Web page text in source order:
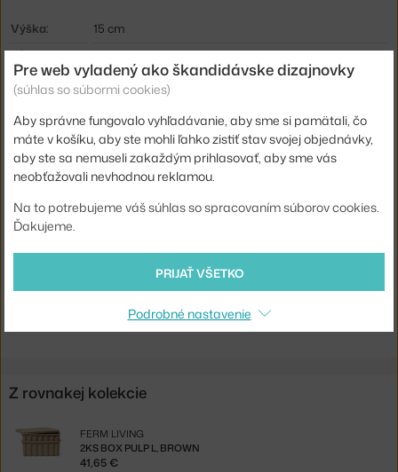
Výška:
15 cm
Šírka:
30 cm
Farba:
Materiál:
recyklovaný papier
Info k
Utrite suchou handričkou. Uchovávajte mimo
Kód
produktu
FER-1104272367
Shopping from the EU? Switch toPulp Box L, charcoal
Z rovnakej kolekcie
2KS BOX PULP L, BROWN
FERM LIVING
41,65 €
Pre web vyladený ako škandidávske dizajnovky
(súhlas so súbormi cookies)
Aby správne fungovalo vyhľadávanie, aby sme si pamätali, čo
máte v košíku, aby ste mohli ľahko zistiť stav svojej objednávky,
aby ste sa nemuseli zakaždým prihlasovať, aby sme vás
neobťažovali nevhodnou reklamou.
Na to potrebujeme váš súhlas so spracovaním súborov cookies.
Ďakujeme.
PRIJAŤ VŠETKO
Podrobné nastavenie